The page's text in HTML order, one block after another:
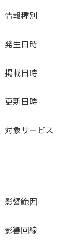
情報種別
発生日時
掲載日時
更新日時
対象サービス 法
Arcstar
Arcstar
ISPプラ
影響範囲 東
影響回線